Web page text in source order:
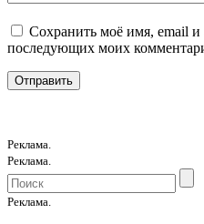
Сохранить моё имя, email и
последующих моих
Реклама.
Реклама.
Реклама.